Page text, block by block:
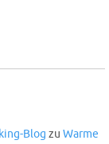
Blog zu Warme